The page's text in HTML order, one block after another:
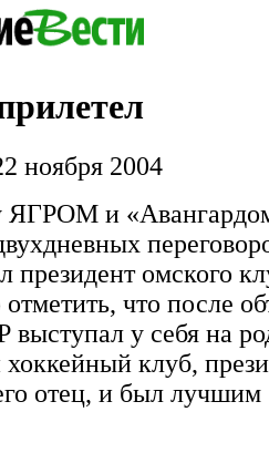
ноября 2004
ЯГРОМ и
президент омского
что после
у себя на
клуб,
отец, и был